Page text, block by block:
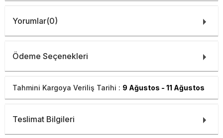
Yorumlar(0)
Ödeme Seçenekleri
Tahmini Kargoya Veriliş Tarihi : 9 Ağustos - 11 Ağustos
Teslimat Bilgileri